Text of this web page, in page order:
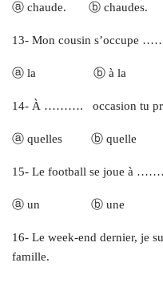
ⓐ chaude. ⓑ
13- Mon cousin s’occupe
ⓐ la ⓑ à la
14- À ………. occasion tu
ⓐ quelles ⓑ
15- Le football se joue à
ⓐ un ⓑ une
16- Le week-end dernier, je
famille.